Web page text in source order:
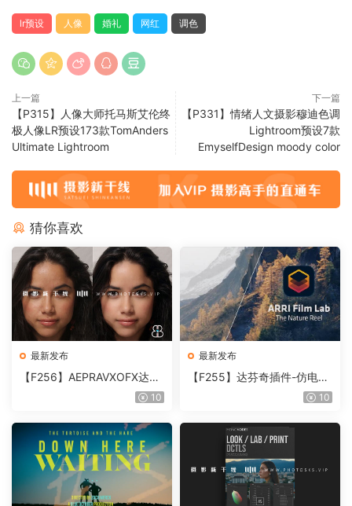
lr预设 人像 婚礼 网红 调色
上一篇
【P315】人像大师托马斯艾伦终
极人像LR预设173款TomAnders
Ultimate Lightroom
下一篇
【P331】情绪人文摄影穆迪色调
Lightroom预设7款
EmyselfDesign moody color
猜你喜欢
最新发布
【F256】AEPRAVXOFX达芬
奇视频人像磨皮润肤美颜插件
10
最新发布
【F255】达芬奇插件-仿电影
胶片视频调色插件 ARRI Film
10